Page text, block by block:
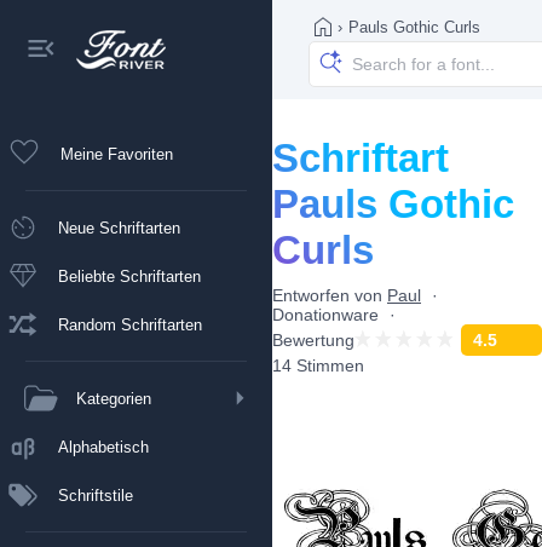
Meine Favoriten
Neue Schriftarten
Beliebte Schriftarten
Random Schriftarten
Kategorien
Alphabetisch
Schriftstile
› Pauls Gothic Curls
Schriftart
Pauls Gothic
Curls
Entworfen von Paul
Donationware
Bewertung
4.5
14 Stimmen